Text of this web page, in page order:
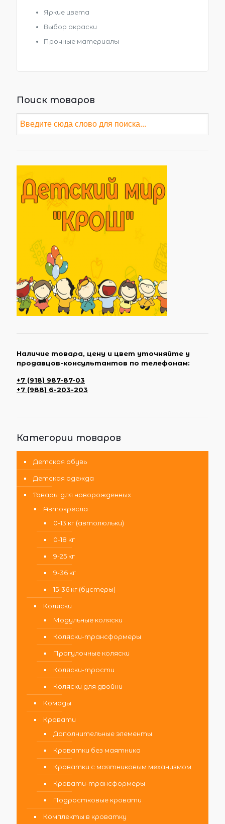
Яркие цвета
Выбор окраски
Прочные материалы
Поиск товаров
Наличие товара, цену и цвет уточняйте у
продавцов-консультантов по телефонам:
+7 (918) 987-87-03
+7 (988) 6-203-203
Категории товаров
Детская обувь
Детская одежда
Товары для новорожденных
Автокресла
0-13 кг (автолюльки)
0-18 кг
9-25 кг
9-36 кг
15-36 кг (бустеры)
Коляски
Модульные коляски
Коляски-трансформеры
Прогулочные коляски
Коляски-трости
Коляски для двойни
Комоды
Кровати
Дополнительные элементы
Кроватки без маятника
Кроватки с маятниковым механизмом
Кровати-трансформеры
Подростковые кровати
Комплекты в кроватку